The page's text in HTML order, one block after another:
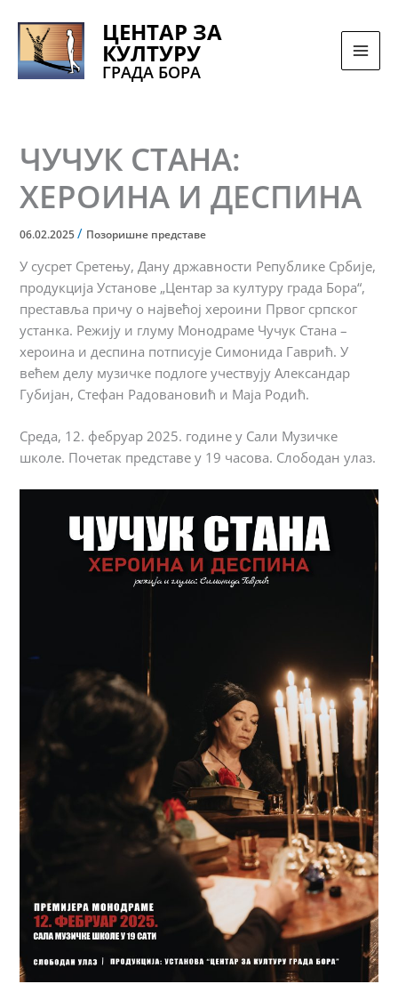
sadržaj
ЦЕНТАР ЗА
КУЛТУРУ
ГРАДА БОРА
ЧУЧУК СТАНА:
ХЕРОИНА И ДЕСПИНА
06.02.2025/ Позоришне представе
У сусрет Сретењу, Дану државности Републике Србије,
продукција Установе „Центар за културу града Бора“,
преставља причу о највећој хероини Првог српског
устанка. Режију и глуму Монодраме Чучук Стана –
хероина и деспина потписује Симонида Гаврић. У
већем делу музичке подлоге учествују Александар
Губијан, Стефан Радовановић и Маја Родић.
Среда, 12. фебруар 2025. године у Сали Музичке
школе. Почетак представе у 19 часова. Слободан улаз.